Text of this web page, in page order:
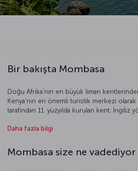
Bir bakışta Mombasa
Doğu Afrika’nın en büyük liman
Kenya’nın en önemli turistik merkezi
tarafından 11. yüzyılda kurulan kent, İngiliz
bağlantısını köprüler ve feribotlarla
ve olağanüstü güzellikteki mercan resifleri.
meraklıları için bulunmaz fırsatlar sunuyor.
Daha fazla bilgi
Mombasa size ne vadediyor